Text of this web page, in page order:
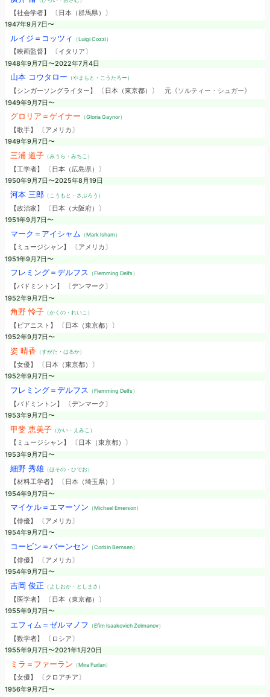
【社会学者】 〔日本（群馬県）〕
1947年9月7日〜
ルイジ＝コッツィ （Luigi Cozzi）
【映画監督】 〔イタリア〕
1948年9月7日〜2022年7月4日
山本 コウタロー （やまもと・こうたろー）
【シンガーソングライター】 〔日本（東京都）〕 元《ソルティー・シュガー》
1949年9月7日〜
グロリア＝ゲイナー （Gloria Gaynor）
【歌手】 〔アメリカ〕
1949年9月7日〜
三浦 道子（みうら・みちこ）
【工学者】 〔日本（広島県）〕
1950年9月7日〜2025年8月19日
河本 三郎（こうもと・さぶろう）
【政治家】 〔日本（大阪府）〕
1951年9月7日〜
マーク＝アイシャム （Mark Isham）
【ミュージシャン】 〔アメリカ〕
1951年9月7日〜
フレミング＝デルフス （Flemming Delfs）
【バドミントン】 〔デンマーク〕
1952年9月7日〜
角野 怜子（かくの・れいこ）
【ピアニスト】 〔日本（東京都）〕
1952年9月7日〜
姿 晴香 （すがた・はるか）
【女優】 〔日本（東京都）〕
1952年9月7日〜
フレミング＝デルフス （Flemming Delfs）
【バドミントン】 〔デンマーク〕
1953年9月7日〜
甲斐 恵美子（かい・えみこ）
【ミュージシャン】 〔日本（東京都）〕
1953年9月7日〜
細野 秀雄（ほその・ひでお）
【材料工学者】 〔日本（埼玉県）〕
1954年9月7日〜
マイケル＝エマーソン （Michael Emerson）
【俳優】 〔アメリカ〕
1954年9月7日〜
コービン＝バーンセン （Corbin Bernsen）
【俳優】 〔アメリカ〕
1954年9月7日〜
吉岡 俊正 （よしおか・としまさ）
【医学者】 〔日本（東京都）〕
1955年9月7日〜
エフィム＝ゼルマノフ （Efim Isaakovich Zelmanov）
【数学者】 〔ロシア〕
1955年9月7日〜2021年1月20日
ミラ＝ファーラン （Mira Furlan）
【女優】 〔クロアチア〕
1956年9月7日〜